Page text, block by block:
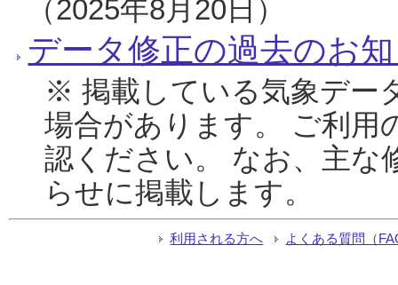
（2025年8月20日）
データ修正の過去のお
※ 掲載している気象デー
場合があります。 ご利用
認ください。 なお、主な
らせに掲載します。
利用される方へ よくある質問（